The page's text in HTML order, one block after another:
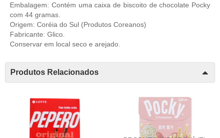
Embalagem: Contém uma caixa de biscoito de chocolate Pocky
com 44 gramas.
Origem: Coréia do Sul (Produtos Coreanos)
Fabricante: Glico
Conservar em local seco e arejado.
Produtos Relacionados